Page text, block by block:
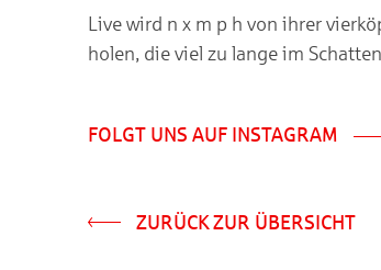
Live wird n x m p h von ihrer
holen, die viel zu lange im
FOLGT UNS AUF INSTAGRAM
ZURÜCK ZUR ÜBERSICHT